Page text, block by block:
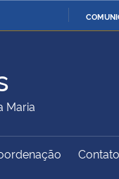
Ministério da Defesa
Ministério da Cidadania
Ministério do
Maria